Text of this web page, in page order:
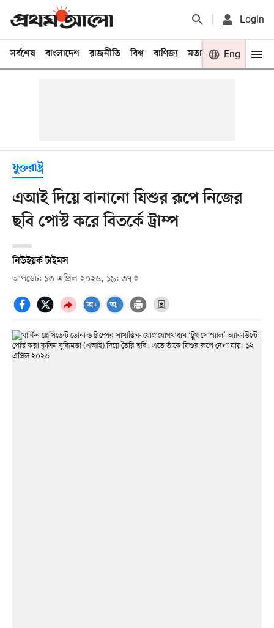
Login
সর্বশেষ বাংলাদেশ রাজনীতি বিশ্ব বাণিজ্য মতামত খেলা
Eng
যুক্তরাষ্ট্র
এআই দিয়ে বানানো যিশুর রূপে নিজের
ছবি পোস্ট করে বিতর্কে ট্রাম্প
নিউইয়র্ক টাইমস
আপডেট: ১৩ এপ্রিল ২০২৬, ১৯: ৩৭